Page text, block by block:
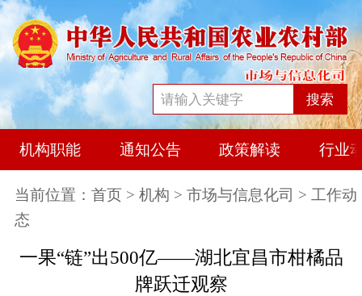
搜索
机构职能 通知公告 政策解读 行业
当前位置： 首页 > 机构 > 市场与信息化司 > 工作动
态
一果“链”出500亿——湖北宜昌市柑橘品
牌跃迁观察